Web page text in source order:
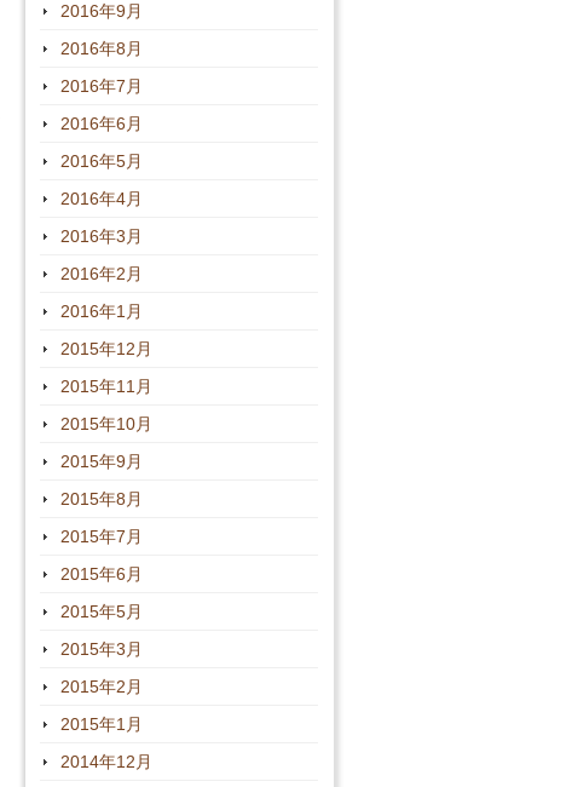
2016年9月
2016年8月
2016年7月
2016年6月
2016年5月
2016年4月
2016年3月
2016年2月
2016年1月
2015年12月
2015年11月
2015年10月
2015年9月
2015年8月
2015年7月
2015年6月
2015年5月
2015年3月
2015年2月
2015年1月
2014年12月